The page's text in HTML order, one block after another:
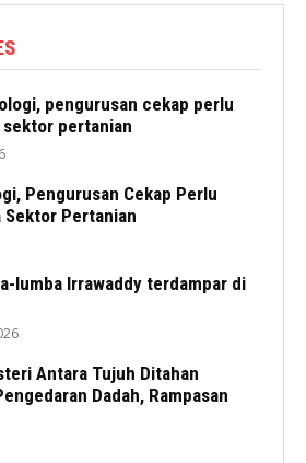
pengurusan cekap perlu
pertanian
Pengurusan Cekap Perlu
Sektor Pertanian
lumba Irrawaddy terdampar di
Antara Tujuh Ditahan
Dadah, Rampasan